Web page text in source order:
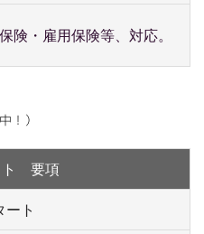
険・雇用保険等、対応。
！）
ト 要項
ト